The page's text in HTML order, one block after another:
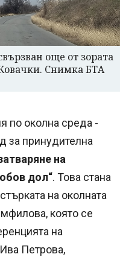
още от зората
Снимка БТА
по околна среда -
за принудителна
на
дол“. Това стана
на околната
която се
на
Петрова,